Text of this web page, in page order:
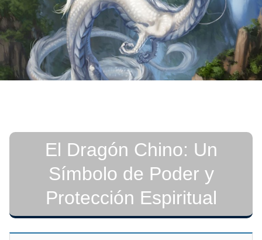
El Dragón Chino: Un
Símbolo de Poder y
Protección Espiritual